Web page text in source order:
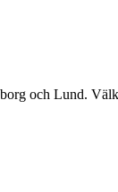
och Lund.